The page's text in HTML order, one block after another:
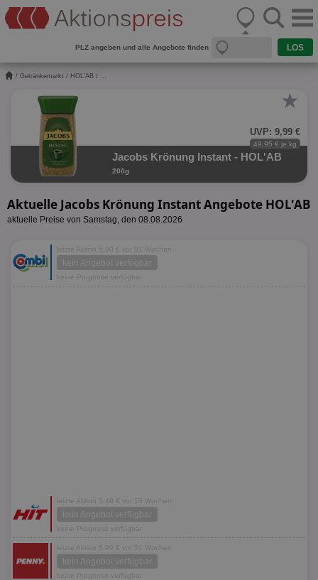
PLZ angeben und alle Angebote finden
/ Getränkemarkt / HOL'AB / ...
★
UVP: 9,99 €
49,95 € je kg
Jacobs Krönung Instant - HOL'AB
200g
Aktuelle Jacobs Krönung Instant Angebote HOL'AB
aktuelle Preise von Samstag, den 08.08.2026
letzte Aktion 5,00 € vor 91 Wochen
kein Angebot verfügbar
keine Prognose verfügbar
letzte Aktion 5,49 € vor 15 Wochen
kein Angebot verfügbar
keine Prognose verfügbar
letzte Aktion 6,99 € vor 31 Wochen
kein Angebot verfügbar
keine Prognose verfügbar